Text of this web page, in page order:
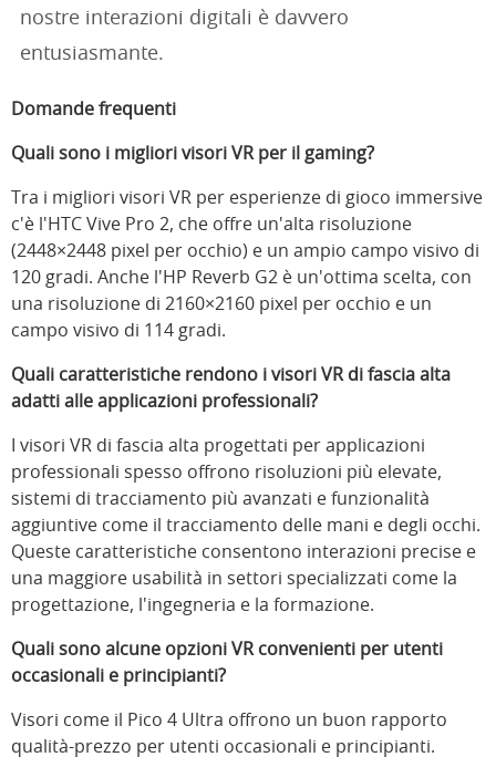
nostre interazioni digitali è davvero
entusiasmante.
Domande frequenti
Quali sono i migliori visori VR per il gaming?
Tra i migliori visori VR per esperienze di gioco immersive
c'è l'HTC Vive Pro 2, che offre un'alta risoluzione
(2448×2448 pixel per occhio) e un ampio campo visivo di
120 gradi. Anche l'HP Reverb G2 è un'ottima scelta, con
una risoluzione di 2160×2160 pixel per occhio e un
campo visivo di 114 gradi.
Quali caratteristiche rendono i visori VR di fascia alta
adatti alle applicazioni professionali?
I visori VR di fascia alta progettati per applicazioni
professionali spesso offrono risoluzioni più elevate,
sistemi di tracciamento più avanzati e funzionalità
aggiuntive come il tracciamento delle mani e degli occhi.
Queste caratteristiche consentono interazioni precise e
una maggiore usabilità in settori specializzati come la
progettazione, l'ingegneria e la formazione.
Quali sono alcune opzioni VR convenienti per utenti
occasionali e principianti?
Visori come il Pico 4 Ultra offrono un buon rapporto
qualità-prezzo per utenti occasionali e principianti.